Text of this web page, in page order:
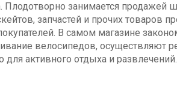
Плодотворно занимается продажей
запчастей и прочих товаров
В самом магазине
велосипедов, осуществляют
для активного отдыха и